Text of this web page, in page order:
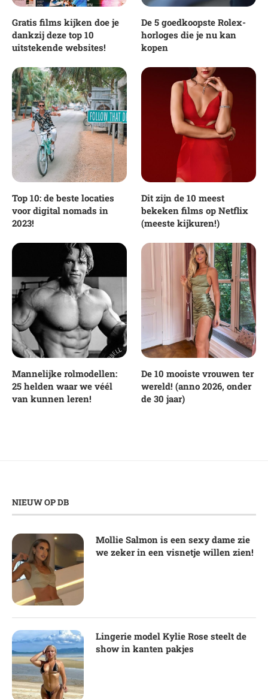
Gratis films kijken doe je
dankzij deze top 10
uitstekende websites!
De 5 goedkoopste Rolex-
horloges die je nu kan
kopen
Top 10: de beste locaties
voor digital nomads in
2023!
Dit zijn de 10 meest
bekeken films op Netflix
(meeste kijkuren!)
Mannelijke rolmodellen:
25 helden waar we véél
van kunnen leren!
De 10 mooiste vrouwen ter
wereld! (anno 2026, onder
de 30 jaar)
NIEUW OP DB
Mollie Salmon is een sexy dame zie
we zeker in een visnetje willen zien!
Lingerie model Kylie Rose steelt de
show in kanten pakjes